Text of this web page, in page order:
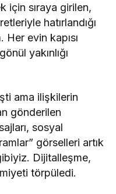
için sıraya girilen,
hatırlandığı
evin kapısı
yakınlığı
ama ilişkilerin
gönderilen
sosyal
görselleri artık
Dijitalleşme,
törpüledi.